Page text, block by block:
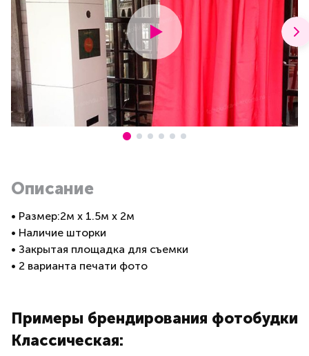
Описание
• Размер:2м x 1.5м x 2м
• Наличие шторки
• Закрытая площадка для съемки
• 2 варианта печати фото
Примеры брендирования фотобудки
Классическая: